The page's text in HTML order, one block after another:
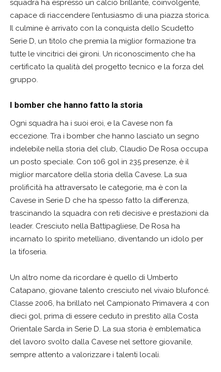
squadra ha espresso un calcio brillante, coinvolgente,
capace di riaccendere l’entusiasmo di una piazza storica.
Il culmine è arrivato con la conquista dello Scudetto
Serie D, un titolo che premia la miglior formazione tra
tutte le vincitrici dei gironi. Un riconoscimento che ha
certificato la qualità del progetto tecnico e la forza del
gruppo.
I bomber che hanno fatto la storia
Ogni squadra ha i suoi eroi, e la Cavese non fa
eccezione. Tra i bomber che hanno lasciato un segno
indelebile nella storia del club, Claudio De Rosa occupa
un posto speciale. Con 106 gol in 235 presenze, è il
miglior marcatore della storia della Cavese. La sua
prolificità ha attraversato le categorie, ma è con la
Cavese in Serie D che ha spesso fatto la differenza,
trascinando la squadra con reti decisive e prestazioni da
leader. Cresciuto nella Battipagliese, De Rosa ha
incarnato lo spirito metelliano, diventando un idolo per
la tifoseria.
Un altro nome da ricordare è quello di Umberto
Catapano, giovane talento cresciuto nel vivaio blufoncé.
Classe 2006, ha brillato nel Campionato Primavera 4 con
dieci gol, prima di essere ceduto in prestito alla Costa
Orientale Sarda in Serie D. La sua storia è emblematica
del lavoro svolto dalla Cavese nel settore giovanile,
sempre attento a valorizzare i talenti locali.